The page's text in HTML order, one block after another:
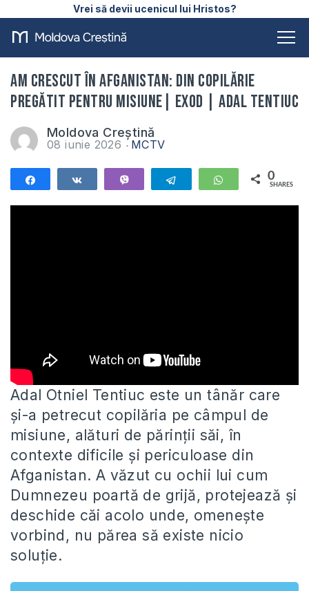
Vrei să devii ucenicul lui Hristos?
Am crescut în Afganistan: din copilărie
pregătit pentru misiune| Exod | Adal Tentiuc
Moldova Creștină
08 iunie 2026 MCTV
Telegram WhatsApp
0
SHARES
Adal Otniel Tentiuc este un tânăr care
și-a petrecut copilăria pe câmpul de
misiune, alături de părinții săi, în
contexte dificile și periculoase din
Afganistan. A văzut cu ochii lui cum
Dumnezeu poartă de grijă, protejează și
deschide căi acolo unde, omenește
vorbind, nu părea să existe nicio
soluție.